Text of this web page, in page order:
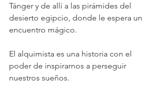
Tánger y de allí a las pirámides del
desierto egipcio, donde le espera un
encuentro mágico.
El alquimista es una historia con el
poder de inspirarnos a perseguir
nuestros sueños.